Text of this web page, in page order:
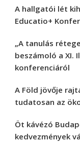
A hallgatói lét
Educatio+
„A tanulás
beszámoló a XI.
konferenciáról
A Föld jövője
tudatosan az
Öt kávézó
kedvezmények